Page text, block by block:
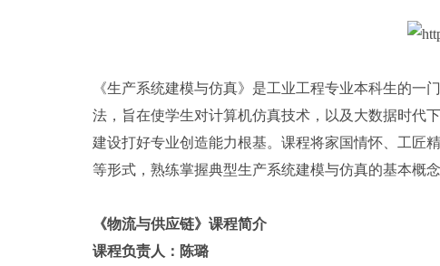
《生产系统建模与仿真》是工业工程专业本科生的
法，旨在使学生对计算机仿真技术，以及大数据时代
建设打好专业创造能力根基。课程将家国情怀、工匠
等形式，熟练掌握典型生产系统建模与仿真的基本概
《物流与供应链》课程简介
课程负责人：陈璐